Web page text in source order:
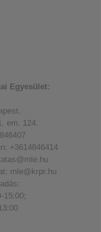
Egyesület:
em. 124.
+3614846414
mle@krpr.hu
15:00;